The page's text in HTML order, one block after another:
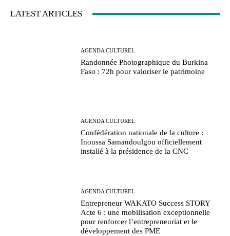
LATEST ARTICLES
AGENDA CULTUREL
Randonnée Photographique du Burkina
Faso : 72h pour valoriser le patrimoine
AGENDA CULTUREL
Confédération nationale de la culture :
Inoussa Samandoulgou officiellement
installé à la présidence de la CNC
AGENDA CULTUREL
Entrepreneur WAKATO Success STORY
Acte 6 : une mobilisation exceptionnelle
pour renforcer l’entrepreneuriat et le
développement des PME